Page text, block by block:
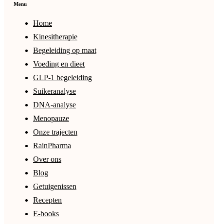
Menu
Home
Kinesitherapie
Begeleiding op maat
Voeding en dieet
GLP-1 begeleiding
Suikeranalyse
DNA-analyse
Menopauze
Onze trajecten
RainPharma
Over ons
Blog
Getuigenissen
Recepten
E-books